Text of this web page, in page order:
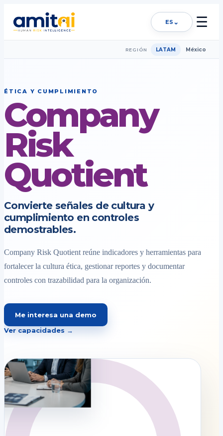
ES ⌄ ☰
REGIÓN LATAM México
ÉTICA Y CUMPLIMIENTO
Company
Risk
Quotient
Convierte señales de cultura y
cumplimiento en controles
demostrables.
Company Risk Quotient reúne indicadores y herramientas para
fortalecer la cultura ética, gestionar reportes y documentar
controles con trazabilidad para la organización.
Me interesa una demo
Ver capacidades →